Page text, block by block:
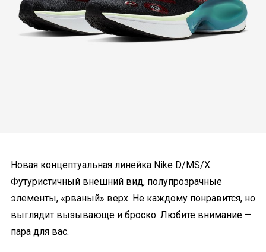
Новая концептуальная линейка Nike D/MS/X.
Футуристичный внешний вид, полупрозрачные
элементы, «рваный» верх. Не каждому понравится, но
выглядит вызывающе и броско. Любите внимание —
пара для вас.